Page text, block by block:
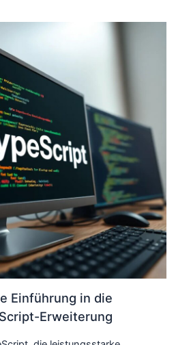
Einführung in die
Erweiterung